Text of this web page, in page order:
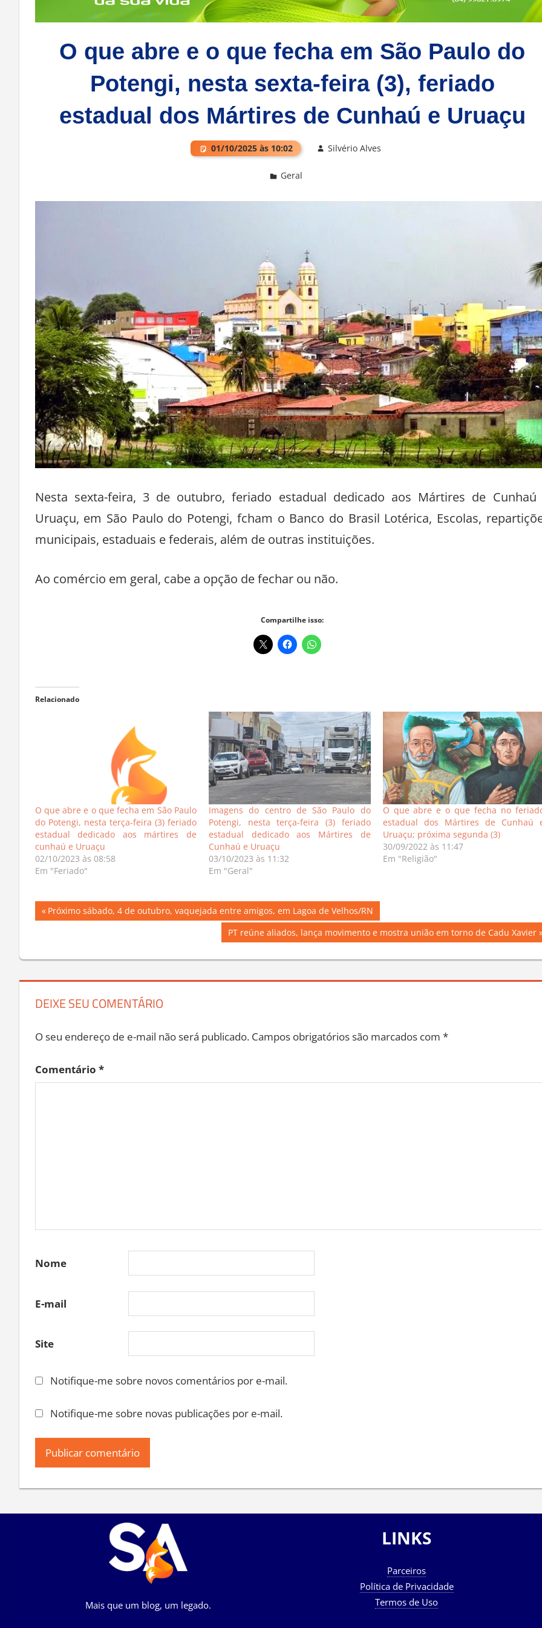
O que abre e o que fecha em São Paulo do
Potengi, nesta sexta-feira (3), feriado
estadual dos Mártires de Cunhaú e Uruaçu
01/10/2025 às 10:02 Silvério Alves
Geral
Nesta sexta-feira, 3 de outubro, feriado estadual dedicado aos Mártires de Cunhaú
Uruaçu, em São Paulo do Potengi, fcham o Banco do Brasil Lotérica, Escolas,
municipais, estaduais e federais, além de outras instituições.
Ao comércio em geral, cabe a opção de fechar ou não.
Compartilhe isso:
Relacionado
O que abre e o que fecha em São Paulo
do Potengi, nesta terça-feira (3) feriado
estadual dedicado aos mártires de
cunhaú e Uruaçu
02/10/2023 às 08:58
Em "Feriado"
Imagens do centro de São Paulo do
Potengi, nesta terça-feira (3) feriado
estadual dedicado aos Mártires de
Cunhaú e Uruaçu
03/10/2023 às 11:32
Em "Geral"
O que abre e o que fecha no
estadual dos Mártires de Cunhaú
Uruaçu; próxima segunda (3)
30/09/2022 às 11:47
Em "Religião"
Navegação
Post
Previous
Próximo sábado, 4 de outubro, vaquejada entre amigos, em Lagoa de Velhos/RN
Next
Post:
PT reúne aliados, lança movimento e mostra união em torno de Cadu Xavier
DEIXE SEU COMENTÁRIO
O seu endereço de e-mail não será publicado. Campos obrigatórios são marcados com *
Comentário *
Nome
E-mail
Site
Notifique-me sobre novos comentários por e-mail.
Notifique-me sobre novas publicações por e-mail.
Mais que um blog, um legado.
LINKS
Parceiros
Política de Privacidade
Termos de Uso